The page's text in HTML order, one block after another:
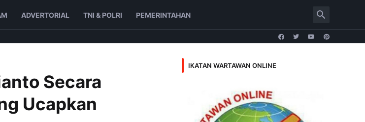
ADVERTORIAL TNI & POLRI PEMERINTAHAN
Secara
Ucapkan
IKATAN WARTAWAN ONLINE